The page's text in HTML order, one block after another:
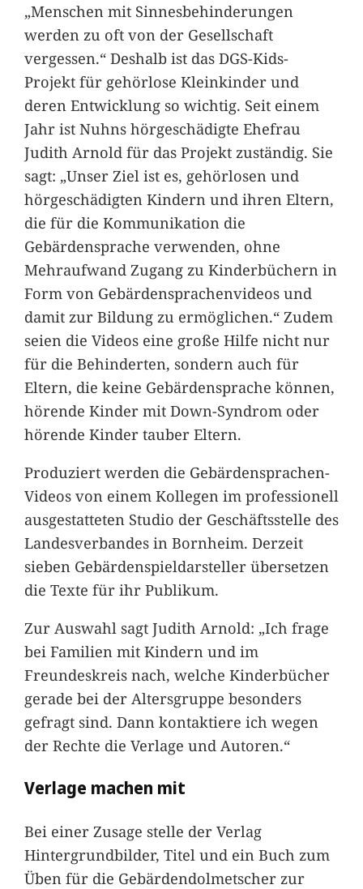
„Menschen mit Sinnesbehinderungen
werden zu oft von der Gesellschaft
vergessen.“ Deshalb ist das DGS-Kids-
Projekt für gehörlose Kleinkinder und
deren Entwicklung so wichtig. Seit einem
Jahr ist Nuhns hörgeschädigte Ehefrau
Judith Arnold für das Projekt zuständig. Sie
sagt: „Unser Ziel ist es, gehörlosen und
hörgeschädigten Kindern und ihren Eltern,
die für die Kommunikation die
Gebärdensprache verwenden, ohne
Mehraufwand Zugang zu Kinderbüchern in
Form von Gebärdensprachenvideos und
damit zur Bildung zu ermöglichen.“ Zudem
seien die Videos eine große Hilfe nicht nur
für die Behinderten, sondern auch für
Eltern, die keine Gebärdensprache können,
hörende Kinder mit Down-Syndrom oder
hörende Kinder tauber Eltern.
Produziert werden die Gebärdensprachen-
Videos von einem Kollegen im professionell
ausgestatteten Studio der Geschäftsstelle des
Landesverbandes in Bornheim. Derzeit
sieben Gebärdenspieldarsteller übersetzen
die Texte für ihr Publikum.
Zur Auswahl sagt Judith Arnold: „Ich frage
bei Familien mit Kindern und im
Freundeskreis nach, welche Kinderbücher
gerade bei der Altersgruppe besonders
gefragt sind. Dann kontaktiere ich wegen
der Rechte die Verlage und Autoren.“
Verlage machen mit
Bei einer Zusage stelle der Verlag
Hintergrundbilder, Titel und ein Buch zum
Üben für die Gebärdendolmetscher zur